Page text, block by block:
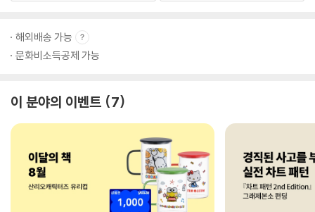
해외배송 가능
문화비소득공제 가능
이 분야의 이벤트 7